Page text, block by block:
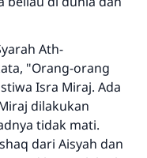
Ath-
"Orang-orang
Isra Miraj. Ada
dilakukan
tidak mati.
dari Aisyah dan